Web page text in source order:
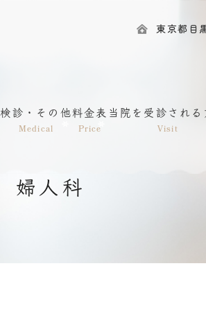
東京都目
検診・その他
Medical
料金表
Price
当院を受診される
Visit
婦人科